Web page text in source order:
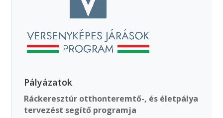
Pályázatok
Ráckeresztúr otthonteremtő-, és életpálya
tervezést segítő programja